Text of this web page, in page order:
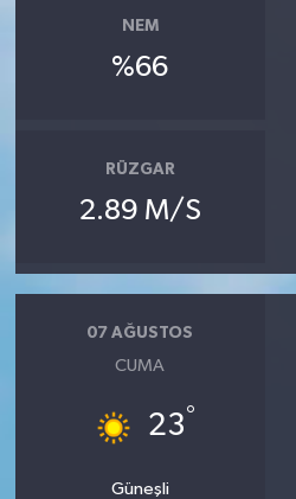
NEM
%66
RÜZGAR
2.89 M/S
07 AĞUSTOS
CUMA
23°
Güneşli